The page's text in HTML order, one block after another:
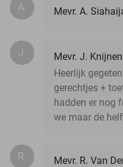
A. Mevr. A.
J.
Mevr. J.
Heerlijk
gerechtjes +
hadden er nog
we maar de
R.
Mevr. R. Van